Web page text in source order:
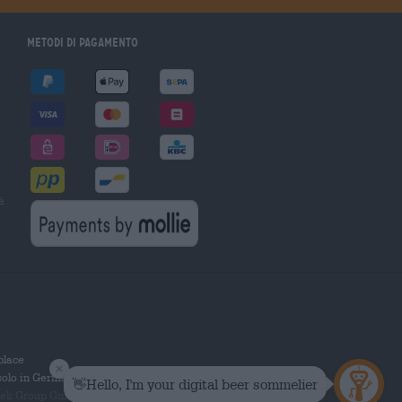
Metodi di pagamento
in Germania.
Group GmbH. Tutti i diritti riservati.